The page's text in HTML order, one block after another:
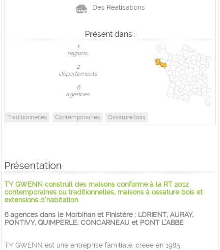
Des Réalisations
Présent dans :
1
règions,
2
départements
6
agences.
Traditionnelles Contemporaines Ossature bois
Présentation
TY GWENN construit des maisons conforme à la RT 2012
contemporaines ou traditionnelles, maisons à ossature bois et
extensions d’habitation.
6 agences dans le Morbihan et Finistère : LORIENT, AURAY,
PONTIVY, QUIMPERLE, CONCARNEAU et PONT L'ABBE
TY GWENN est une entreprise familiale, créée en 1985.